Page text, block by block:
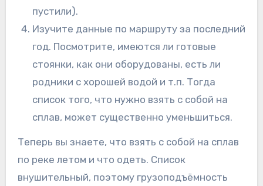
пустили).
Изучите данные по маршруту за последний
год. Посмотрите, имеются ли готовые
стоянки, как они оборудованы, есть ли
родники с хорошей водой и т.п. Тогда
список того, что нужно взять с собой на
сплав, может существенно уменьшиться.
Теперь вы знаете, что взять с собой на сплав
по реке летом и что одеть. Список
внушительный, поэтому грузоподъёмность